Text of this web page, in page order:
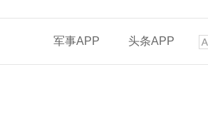
军事APP 头条APP